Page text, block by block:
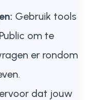
Gebruik tools
om te
er rondom
dat jouw